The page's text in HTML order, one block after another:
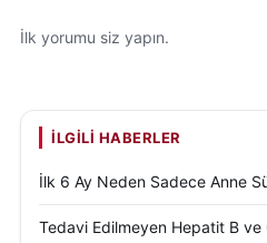
İlk yorumu siz yapın.
İLGILI HABERLER
İlk 6 Ay Neden Sadece Anne
Tedavi Edilmeyen Hepatit B ve